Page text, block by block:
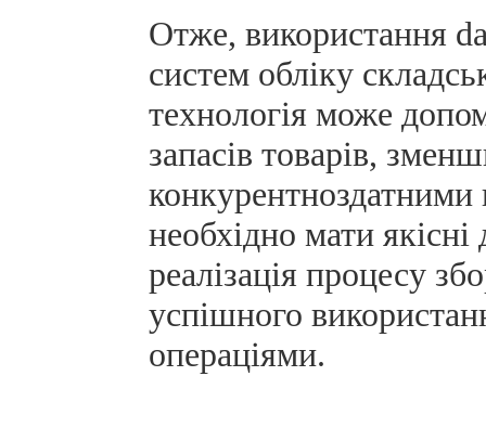
Отже, використання
систем обліку
технологія може
запасів товарів,
необхідно мати
реалізація процесу
успішного
операціями.